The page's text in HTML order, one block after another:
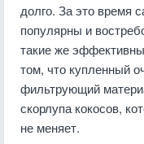
долго. За это время
популярны и
такие же
том, что купленный
фильтрующий
скорлупа кокосов,
не меняет.